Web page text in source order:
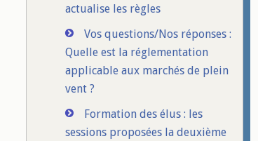
actualise les règles
Vos questions/Nos réponses :
Quelle est la réglementation
applicable aux marchés de plein
vent ?
Formation des élus : les
sessions proposées la deuxième